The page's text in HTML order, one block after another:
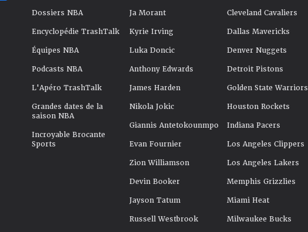
Dossiers NBA
Encyclopédie TrashTalk
Équipes NBA
Podcasts NBA
L'Apéro TrashTalk
Grandes dates de la
saison NBA
Incroyable Brocante
Sports
Ja Morant
Kyrie Irving
Luka Doncic
Anthony Edwards
James Harden
Nikola Jokic
Giannis Antetokounmpo
Evan Fournier
Zion Williamson
Devin Booker
Jayson Tatum
Russell Westbrook
Cleveland Cavaliers
Dallas Mavericks
Denver Nuggets
Detroit Pistons
Golden State Warriors
Houston Rockets
Indiana Pacers
Los Angeles Clippers
Los Angeles Lakers
Memphis Grizzlies
Miami Heat
Milwaukee Bucks